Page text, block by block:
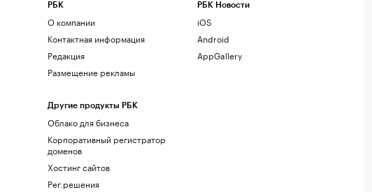
РБК
О компании
Контактная информация
Редакция
Размещение рекламы
Другие продукты РБК
Облако для бизнеса
Корпоративный регистратор
доменов
Хостинг сайтов
Рег.решения
РБК Новости
iOS
Android
AppGallery